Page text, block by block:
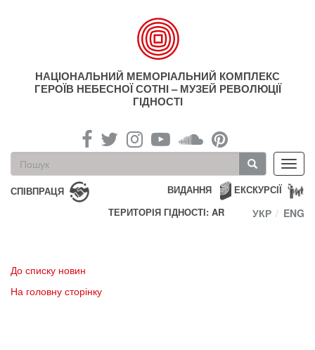
НАЦІОНАЛЬНИЙ МЕМОРІАЛЬНИЙ КОМПЛЕКС
ГЕРОЇВ НЕБЕСНОЇ СОТНІ – МУЗЕЙ РЕВОЛЮЦІЇ
ГІДНОСТІ
Пошукова
форма
Пошук
СПІВПРАЦЯ ЕКСКУРСІЇ
ВИДАННЯ
ТЕРИТОРІЯ ГІДНОСТІ: AR
УКР ENG
До списку новин
На головну сторінку